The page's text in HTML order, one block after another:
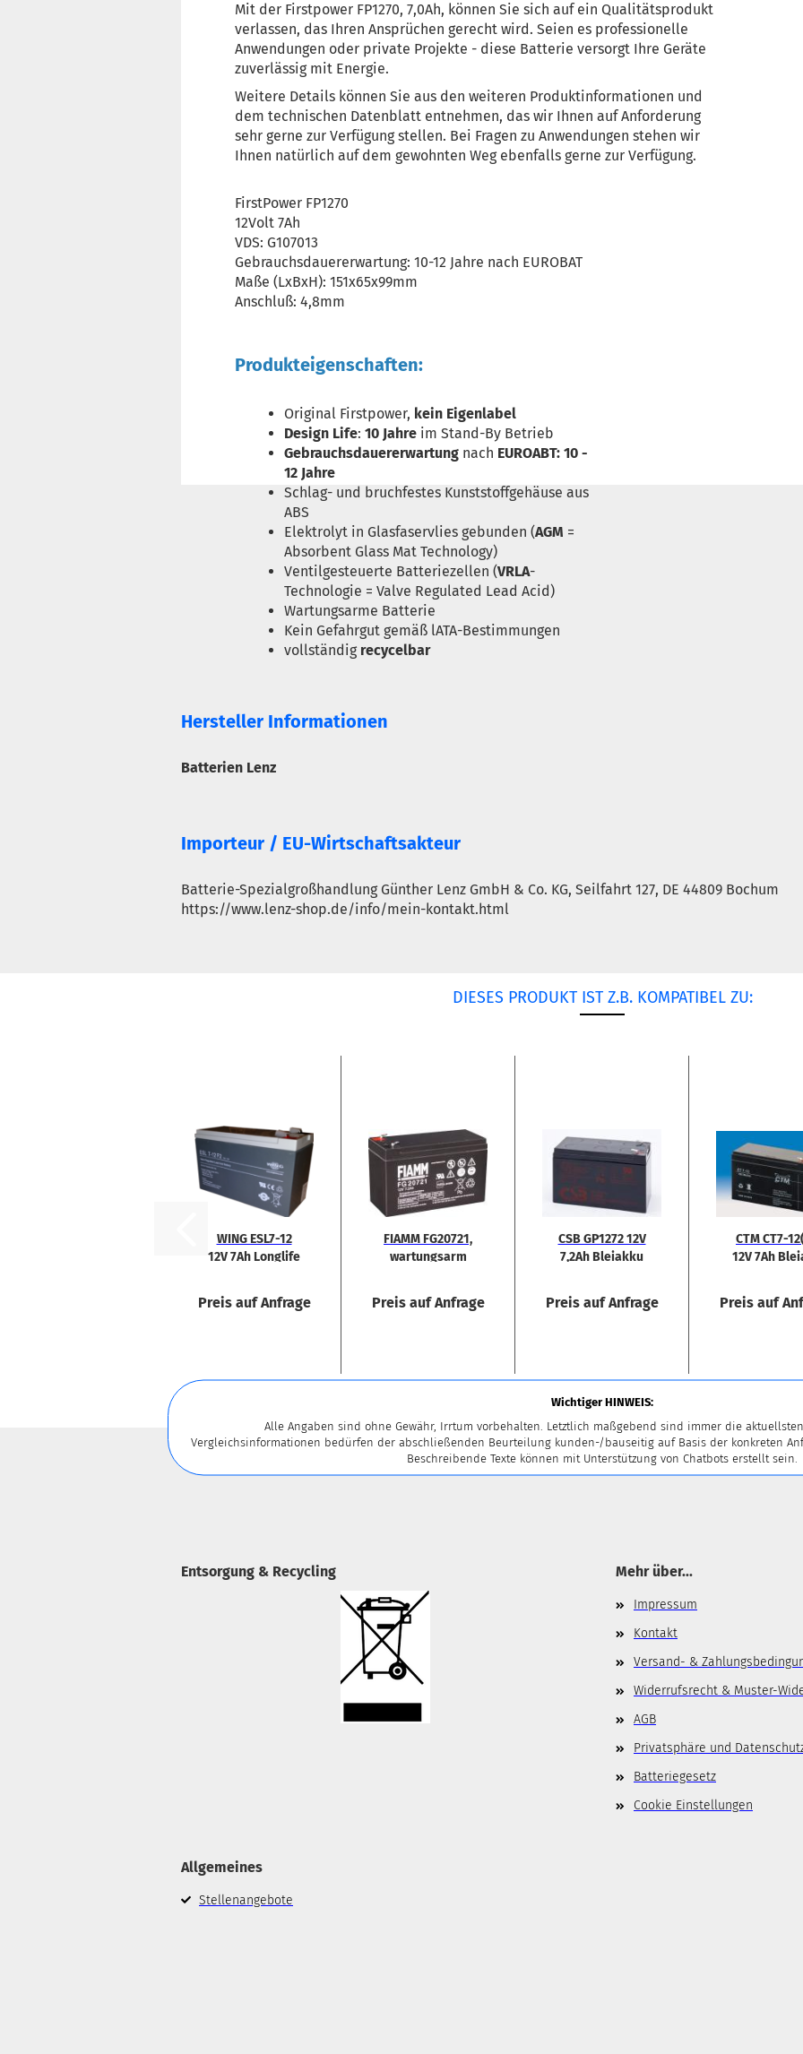
Mit der Firstpower FP1270, 7,0Ah, können Sie sich auf ein Qualitätsprodukt
verlassen, das Ihren Ansprüchen gerecht wird. Seien es professionelle
Anwendungen oder private Projekte - diese Batterie versorgt Ihre Geräte
zuverlässig mit Energie.
Weitere Details können Sie aus den weiteren Produktinformationen und
dem technischen Datenblatt entnehmen, das wir Ihnen auf Anforderung
sehr gerne zur Verfügung stellen. Bei Fragen zu Anwendungen stehen wir
Ihnen natürlich auf dem gewohnten Weg ebenfalls gerne zur Verfügung.
FirstPower FP1270
12Volt 7Ah
VDS: G107013
Gebrauchsdauererwartung: 10-12 Jahre nach EUROBAT
Maße (LxBxH): 151x65x99mm
Anschluß: 4,8mm
Produkteigenschaften:
Original Firstpower, kein Eigenlabel
Design Life: 10 Jahre im Stand-By Betrieb
Gebrauchsdauererwartung nach EUROABT: 10 -
12 Jahre
Schlag- und bruchfestes Kunststoffgehäuse aus
ABS
Elektrolyt in Glasfaservlies gebunden (AGM =
Absorbent Glass Mat Technology)
Ventilgesteuerte Batteriezellen (VRLA-
Technologie = Valve Regulated Lead Acid)
Wartungsarme Batterie
Kein Gefahrgut gemäß lATA-Bestimmungen
vollständig recycelbar
Hersteller Informationen
Batterien Lenz
Importeur / EU-Wirtschaftsakteur
Batterie-Spezialgroßhandlung Günther Lenz GmbH & Co. KG, Seilfahrt 127, DE 44809 Bochum
https://www.lenz-shop.de/info/mein-kontakt.html
DIESES PRODUKT IST Z.B. KOMPATIBEL ZU:
WING ESL7-​12
12V 7Ah Lon­g­li­fe
Preis auf Anfrage
FIAMM FG20721,
war­tungs­arm
Preis auf Anfrage
CSB GP1272 12V
7,2Ah Blei­ak­ku
Preis auf Anfrage
CTM CT7-​
12V 7Ah
Preis auf
Wichtiger HINWEIS:
Alle Angaben sind ohne Gewähr, Irrtum vorbehalten. Letztlich maßgebend sind immer die
Vergleichsinformationen bedürfen der abschließenden Beurteilung kunden-/bauseitig auf Basis der konkreten
Beschreibende Texte können mit Unterstützung von Chatbots erstellt sein.
Entsorgung & Recycling Mehr über...
Impressum
Kontakt
Versand- &
Widerrufsrecht & Muster-
AGB
Privatsphäre und
Batteriegesetz
Cookie Einstellungen
Allgemeines
Stellenangebote